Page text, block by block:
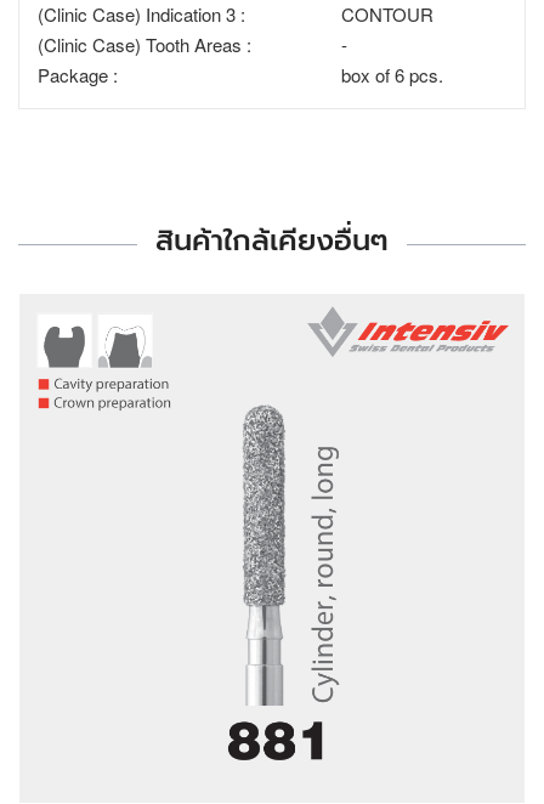
(Clinic Case) Indication 3 :
CONTOUR
(Clinic Case) Tooth Areas :
-
Package :
box of 6 pcs.
สินค้าใกล้เคียงอื่นๆ